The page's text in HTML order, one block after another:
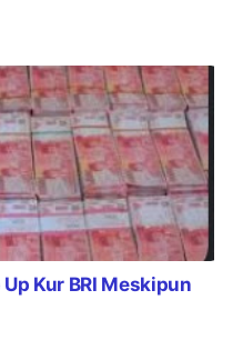
Kur BRI Meskipun